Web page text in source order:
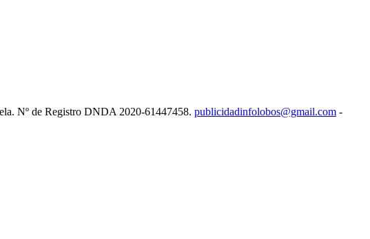
Nº de Registro DNDA 2020-61447458. publicidadinfolobos@gmail.com -